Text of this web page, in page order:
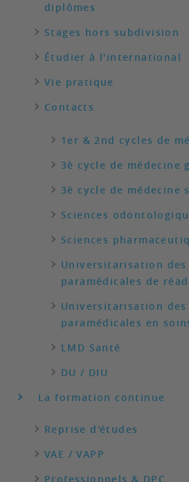
diplômes
Stages hors subdivision
Étudier à l'international
Vie pratique
Contacts
1er & 2nd cycles de
3è cycle de médecine
3è cycle de médecine
Sciences
Sciences
Universitarisation
paramédicales de
Universitarisation
paramédicales en
LMD Santé
DU / DIU
La formation continue
Reprise d'études
VAE / VAPP
Professionnels & DPC